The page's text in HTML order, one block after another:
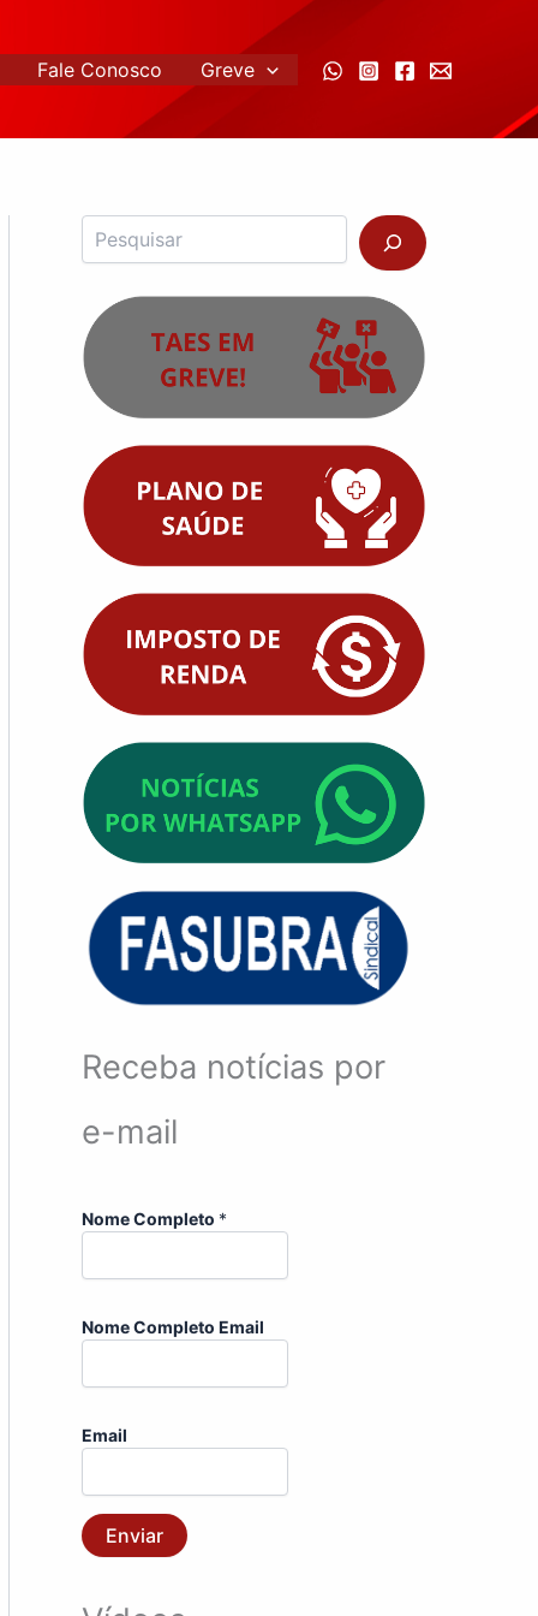
Fale Conosco Greve
Pesquisar
Receba notícias por
e-mail
Nome Completo *
Nome Completo Email
Email
Enviar